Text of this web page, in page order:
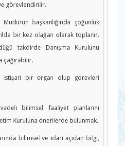
görevlendirilir.
Müdürün başkanlığında çoğunluk
bir kez olağan olarak toplanır.
takdirde Danışma Kurulunu
çağırabilir.
istişari bir organ olup görevleri
bilimsel faaliyet planlarını
Kuruluna önerilerde bulunmak.
bilimsel ve idari açıdan bilgi,